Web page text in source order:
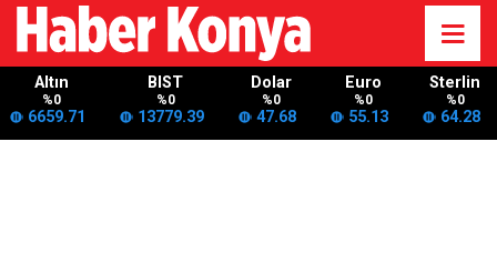
Altın
%0
6659.71
BIST
%0
13779.39
Dolar
%0
47.68
Euro
%0
55.13
Sterlin
%0
64.28